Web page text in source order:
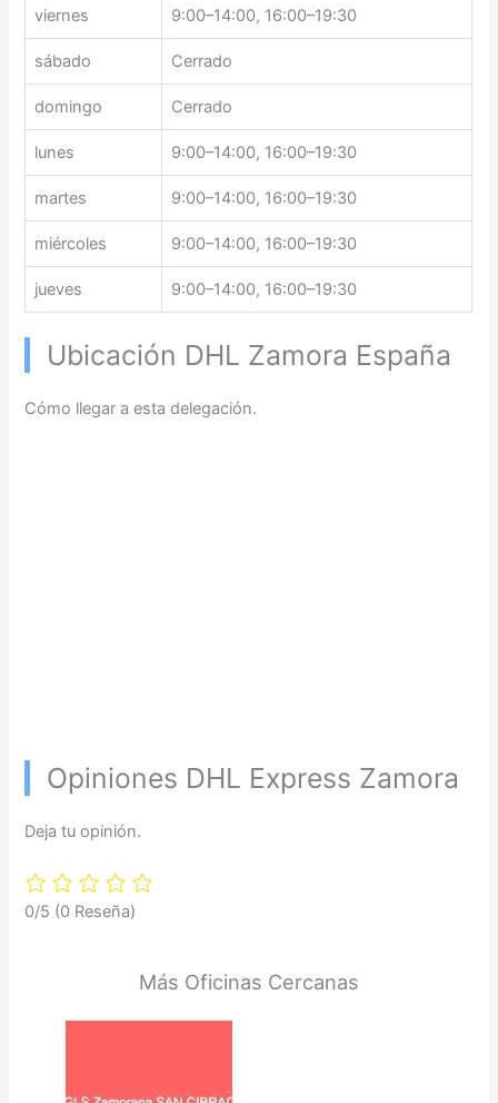
viernes 9:00–14:00, 16:00–19:30
sábado Cerrado
domingo Cerrado
lunes 9:00–14:00, 16:00–19:30
martes 9:00–14:00, 16:00–19:30
miércoles 9:00–14:00, 16:00–19:30
jueves 9:00–14:00, 16:00–19:30
Ubicación DHL Zamora España
Cómo llegar a esta delegación.
Opiniones DHL Express Zamora
Deja tu opinión.
0/5 (0 Reseña)
Más Oficinas Cercanas